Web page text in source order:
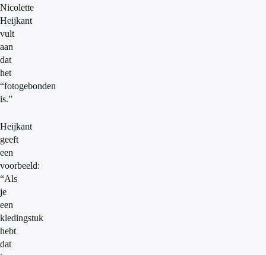
Nicolette
Heijkant
vult
aan
dat
het
“fotogebonden
is.”
Heijkant
geeft
een
voorbeeld:
“Als
je
een
kledingstuk
hebt
dat